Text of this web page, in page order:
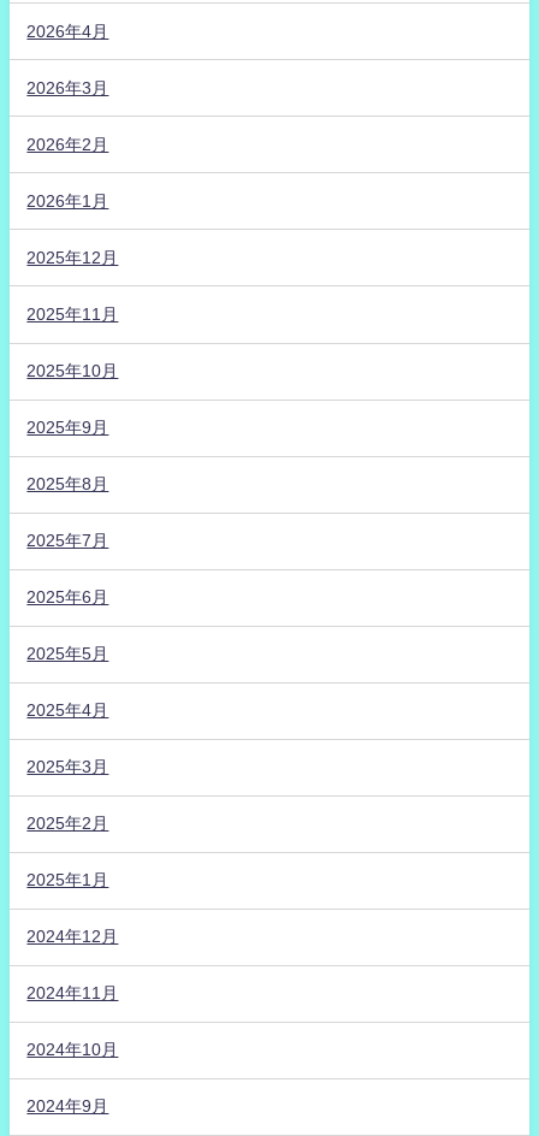
2026年4月
2026年3月
2026年2月
2026年1月
2025年12月
2025年11月
2025年10月
2025年9月
2025年8月
2025年7月
2025年6月
2025年5月
2025年4月
2025年3月
2025年2月
2025年1月
2024年12月
2024年11月
2024年10月
2024年9月